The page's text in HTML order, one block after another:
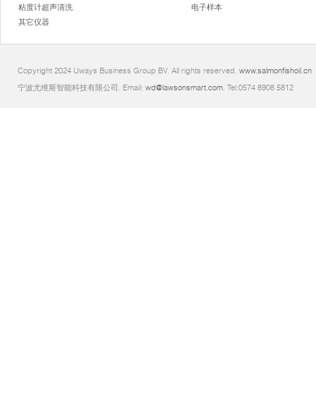
粘度计超声清洗
其它仪器
电子样本
Copyright 2024 Uways Business Group BV. All rights reserved. www.salmonfishoil.cn
宁波尤维斯智能科技有限公司. Email: wd@lawsonsmart.com. Tel:0574 8908 5812